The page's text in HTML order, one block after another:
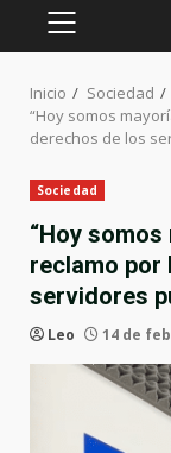
MENÚ
PRINCIPAL
Inicio
Sociedad
“Hoy somos
derechos de los
Sociedad
“Hoy somos
reclamo por
servidores
Leo 14 de